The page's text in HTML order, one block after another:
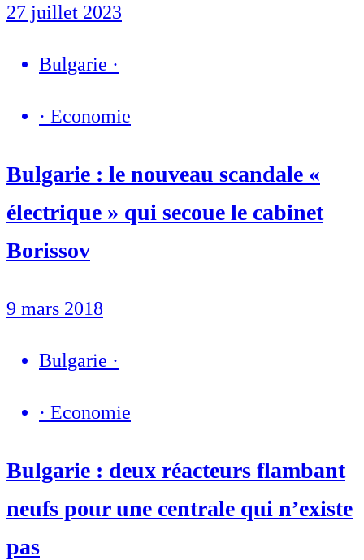
27 juillet 2023
Bulgarie ·
· Economie
Bulgarie : le nouveau scandale «
électrique » qui secoue le cabinet
Borissov
9 mars 2018
Bulgarie ·
· Economie
Bulgarie : deux réacteurs flambant
neufs pour une centrale qui n’existe
pas